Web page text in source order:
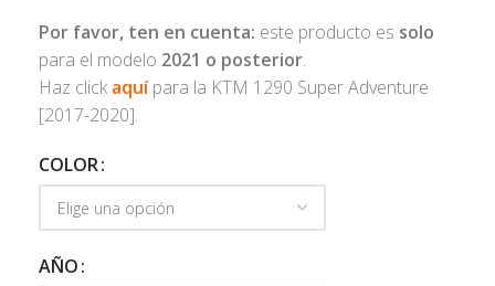
Por favor, ten en cuenta: este producto es solo
para el modelo 2021 o posterior.
Haz click aquípara la KTM 1290 Super Adventure
[2017-2020].
COLOR
AÑO